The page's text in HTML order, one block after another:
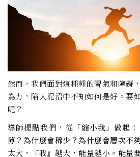
然而，我們面對這種種的習氣和障礙
為力，陷入泥沼中不知如何是好。要
呢？
導師提點我們，從 「縮小我」做起：
薄？為什麼會稀少？為什麼會層次不
太大，『我』越大，能量越小。能量